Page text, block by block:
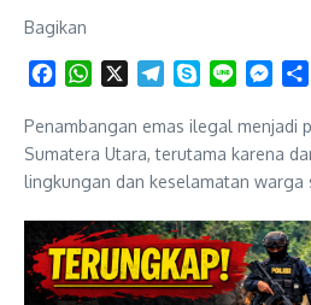
Bagikan
FacebookWhatsAppTelegramSkypeLine
Penambangan emas ilegal menjadi
Sumatera Utara, terutama karena
lingkungan dan keselamatan warga